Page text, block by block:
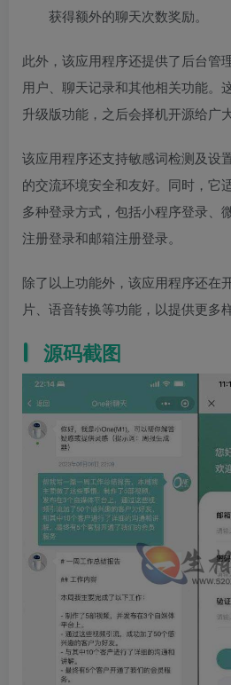
获得额外的聊天次数奖励。
此外，该应用程序还提供了后台管
用户、聊天记录和其他相关功能。
升级版功能，之后会择机开源给广
该应用程序还支持敏感词检测及设
的交流环境安全和友好。同时，它
多种登录方式，包括小程序登录、
注册登录和邮箱注册登录。
除了以上功能外，该应用程序还在
片、语音转换等功能，以提供更多
源码截图